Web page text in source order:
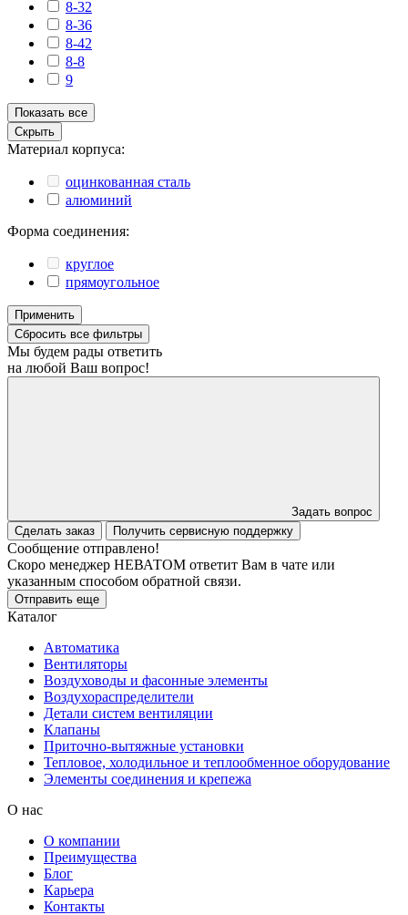
8-32
8-36
8-42
8-8
9
Показать все
Скрыть
Материал корпуса:
оцинкованная сталь
алюминий
Форма соединения:
круглое
прямоугольное
Применить
Сбросить все фильтры
Мы будем рады ответить
на любой Ваш вопрос!
Задать вопрос
Сделать заказ
Получить сервисную поддержку
Сообщение отправлено!
Скоро менеджер НЕВАТОМ ответит Вам в чате или
указанным способом обратной связи.
Отправить еще
Каталог
Автоматика
Вентиляторы
Воздуховоды и фасонные элементы
Воздухораспределители
Детали систем вентиляции
Клапаны
Приточно-вытяжные установки
Тепловое, холодильное и теплообменное оборудование
Элементы соединения и крепежа
О нас
О компании
Преимущества
Блог
Карьера
Контакты